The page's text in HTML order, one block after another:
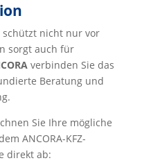
schützt nicht nur vor
sorgt auch für
verbinden Sie das
Beratung und
Sie Ihre mögliche
ANCORA-KFZ-
direkt ab: